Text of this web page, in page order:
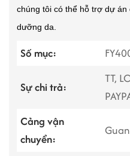
chúng tôi có thể hỗ trợ dự
dưỡng da.
Số mục:
Sự chi trả:
TT,
Cảng vận
chuyển: